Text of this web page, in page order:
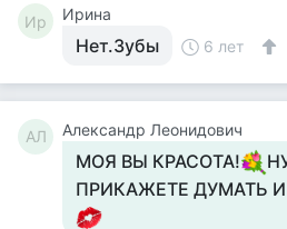
Ир Ирина
Нет.Зубы 6 лет
АЛ Александр Леонидович
МОЯ ВЫ КРАСОТА!
ПРИКАЖЕТЕ ДУМАТЬ